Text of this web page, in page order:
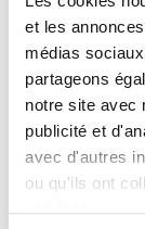
et les
médias
partageons
notre site avec
publicité et
avec d'autres
ou qu'ils ont
services.
Peut-on
OSINT ?
Quels
(droit
privées,